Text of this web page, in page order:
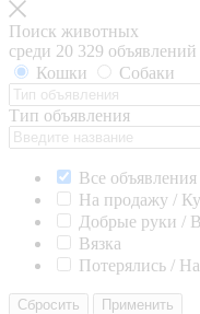
Поиск животных
среди 20 329 объявлений
Кошки
Собаки
Тип объявления
Все объявления
На продажу /
Добрые руки /
Вязка
Потерялись /
Сбросить Применить